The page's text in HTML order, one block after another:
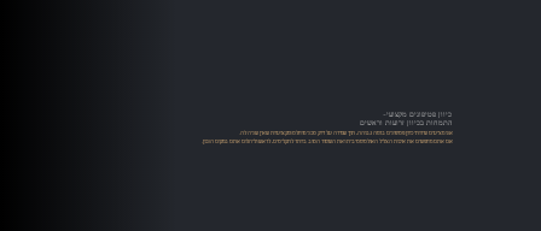
כיוון פטיפונים מקצועי-
התמחות בכיוון זרועות וראשים
אנו מציעים שירותי כיוון פטיפונים ברמה גבוהה, תוך שמירה על דיוק טכני מוחלט ומקצועיות שאין שניה לה.
אם אתם מחפשים את איכות הצליל האולטימטיבית ואת השימור הטוב ביותר לתקליטים, לראש וליהלום אתם במקום הנכון.​​